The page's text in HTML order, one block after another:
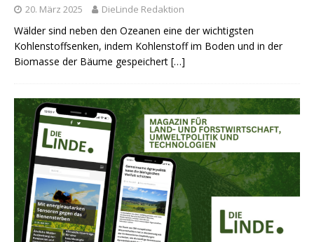
20. März 2025 DieLinde Redaktion
Wälder sind neben den Ozeanen eine der wichtigsten
Kohlenstoffsenken, indem Kohlenstoff im Boden und in der
Biomasse der Bäume gespeichert […]